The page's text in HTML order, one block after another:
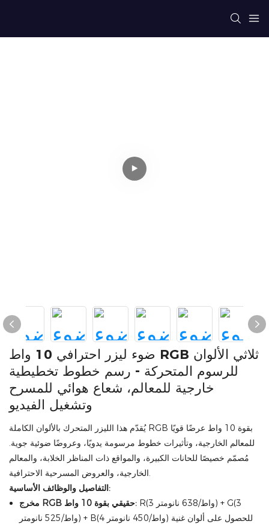
ضوء ليزر احترافي 10 واط RGB ثلاثي الألوان
للرسوم المتحركة - رسم خطوط تخطيطية
خارجية للمعالم، شعاع هوائي للمسرح
وتشغيل الفيديو
يُقدّم هذا الليزر المتحرك بالألوان الكاملة RGB بقوة 10 واط عرضًا قويًا
للمعالم الخارجية، وتأثيرات خطوط مرسومة يدويًا، وعروضًا ضوئية جوية.
مُصمّم خصيصًا للحانات الكبيرة، والمواقع ذات المناظر الخلابة، والمعالم
الخارجية، والعروض المسرحية الاحترافية.
التفاصيل والوظائف الأساسية:
مخرج RGB حقيقي بقوة 10 واط:R(3 واط/638 نانومتر) + G(3
واط/525 نانومتر) + B(4 واط/450 نانومتر) للحصول على ألوان غنية